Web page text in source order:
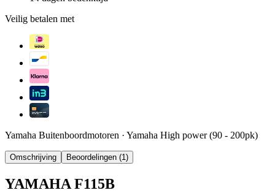
Veilig betalen met
Yamaha Buitenboordmotoren · Yamaha High power (90 - 200pk)
Omschrijving Beoordelingen (1)
YAMAHA F115B